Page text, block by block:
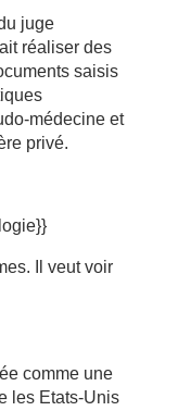
juge
réaliser des
saisis
médecine et
privé.
Il veut voir
comme une
les Etats-Unis